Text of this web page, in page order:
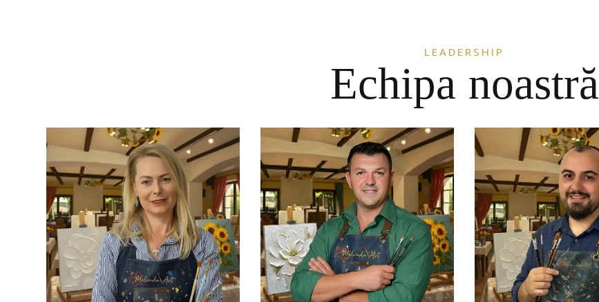
LEADERSHIP
Echipa noastră